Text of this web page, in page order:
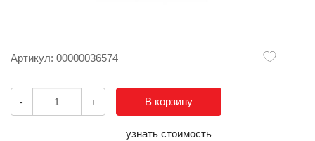
Артикул: 00000036574
- + В корзину
узнать стоимость